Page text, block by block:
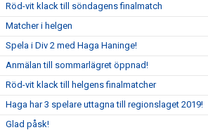
Röd-vit klack till söndagens finalmatch
Matcher i helgen
Spela i Div 2 med Haga Haninge!
Anmälan till sommarlägret öppnad!
Röd-vit klack till helgens finalmatcher
Haga har 3 spelare uttagna till regionslaget 2019!
Glad påsk!